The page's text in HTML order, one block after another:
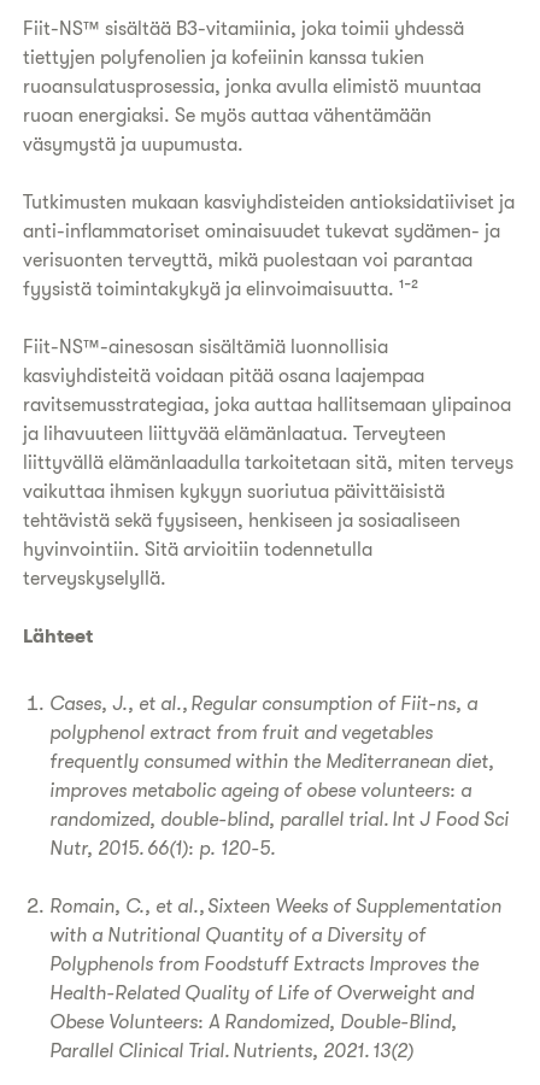
Fiit-NS™ sisältää B3-vitamiinia, joka toimii yhdessä
tiettyjen polyfenolien ja kofeiinin kanssa tukien
ruoansulatusprosessia, jonka avulla elimistö muuntaa
ruoan energiaksi. Se myös auttaa vähentämään
väsymystä ja uupumusta.
Tutkimusten mukaan kasviyhdisteiden antioksidatiiviset ja
anti-inflammatoriset ominaisuudet tukevat sydämen- ja
verisuonten terveyttä, mikä puolestaan voi parantaa
fyysistä toimintakykyä ja elinvoimaisuutta. ¹⁻²
Fiit-NS™-ainesosan sisältämiä luonnollisia
kasviyhdisteitä voidaan pitää osana laajempaa
ravitsemusstrategiaa, joka auttaa hallitsemaan ylipainoa
ja lihavuuteen liittyvää elämänlaatua. Terveyteen
liittyvällä elämänlaadulla tarkoitetaan sitä, miten terveys
vaikuttaa ihmisen kykyyn suoriutua päivittäisistä
tehtävistä sekä fyysiseen, henkiseen ja sosiaaliseen
hyvinvointiin. Sitä arvioitiin todennetulla
terveyskyselyllä.
Lähteet
Cases, J., et al., Regular consumption of Fiit-ns, a
polyphenol extract from fruit and vegetables
frequently consumed within the Mediterranean diet,
improves metabolic ageing of obese volunteers: a
randomized, double-blind, parallel trial. Int J Food Sci
Nutr, 2015. 66(1): p. 120-5.
Romain, C., et al., Sixteen Weeks of Supplementation
with a Nutritional Quantity of a Diversity of
Polyphenols from Foodstuff Extracts Improves the
Health-Related Quality of Life of Overweight and
Obese Volunteers: A Randomized, Double-Blind,
Parallel Clinical Trial. Nutrients, 2021. 13(2)